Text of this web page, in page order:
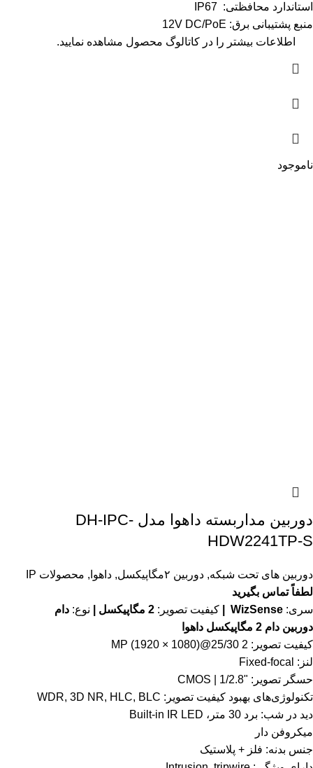
استاندارد محافظتی: IP67
منبع پشتیبانی برق: 12V DC/PoE
اطلاعات بیشتر را در کاتالوگ محصول مشاهده نمایید.
ناموجود
دوربین مداربسته داهوا مدل DH-IPC-
HDW2241TP-S
دوربین های تحت شبکه, دوربین ۲مگاپیکسل , داهوا , محصولات IP
لطفاً تماس بگیرید
سری: WizSense | کیفیت تصویر: نوع: دام
دوربین دام 2 مگاپیکسل داهوا
کیفیت تصویر: 2 MP (1920 × 1080)@25/30
لنز: Fixed-focal
حسگر تصویر: "1/2.8 | CMOS
تکنولوژی‌های بهبود کیفیت تصویر: WDR, 3D NR, HLC, BLC
دید در شب: برد 30 متر، Built-in IR LED
میکروفن دار
جنس بدنه: فلز + پلاستیک